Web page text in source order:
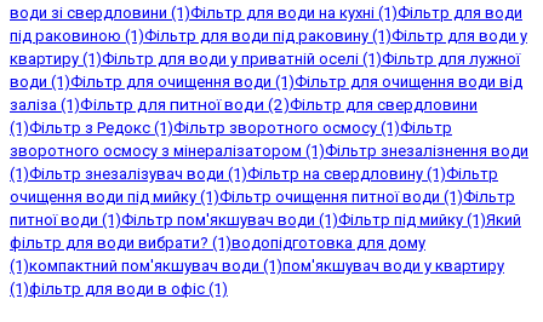
води зі свердловини (1)Фільтр для води на кухні (1)Фільтр для води
під раковиною (1)Фільтр для води під раковину (1)Фільтр для води у
квартиру (1)Фільтр для води у приватній оселі (1)Фільтр для лужної
води (1)Фільтр для очищення води (1)Фільтр для очищення води від
заліза (1)Фільтр для питної води (2)Фільтр для свердловини
(1)Фільтр з Редокс (1)Фільтр зворотного осмосу (1)Фільтр
зворотного осмосу з мінералізатором (1)Фільтр знезалізнення води
(1)Фільтр знезалізувач води (1)Фільтр на свердловину (1)Фільтр
очищення води під мийку (1)Фільтр очищення питної води (1)Фільтр
питної води (1)Фільтр пом'якшувач води (1)Фільтр під мийку (1)Який
фільтр для води вибрати? (1)водопідготовка для дому
(1)компактний пом'якшувач води (1)пом'якшувач води у квартиру
(1)фільтр для води в офіс (1)